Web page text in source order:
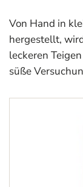
Von Hand in
hergestellt,
leckeren
süße